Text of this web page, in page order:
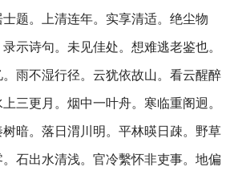
题。上清连年。实享清适。绝尘物
示诗句。未见佳处。想难逃老鉴也。
。雨不湿行径。云犹依故山。看云醒醉
三更月。烟中一叶舟。寒临重阁迥。
暗。落日渭川明。平林暎日疎。野草
石出水清浅。官冷繫怀非吏事。地偏